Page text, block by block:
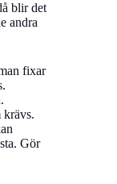
blir det
andra
fixar
krävs.
Gör